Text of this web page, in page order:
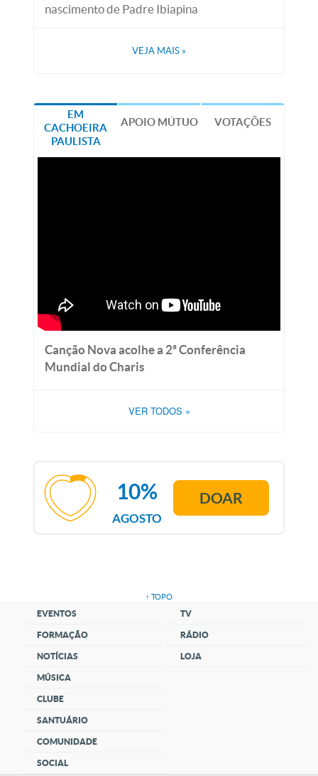
nascimento de Padre Ibiapina
VEJA MAIS »
EM
CACHOEIRA
PAULISTA
APOIO MÚTUO VOTAÇÕES
Canção Nova acolhe a 2ª Conferência
Mundial do Charis
VER TODOS »
AGOSTO
10% DOAR
↑ TOPO
EVENTOS
FORMAÇÃO
NOTÍCIAS
MÚSICA
CLUBE
SANTUÁRIO
COMUNIDADE
SOCIAL
TV
RÁDIO
LOJA